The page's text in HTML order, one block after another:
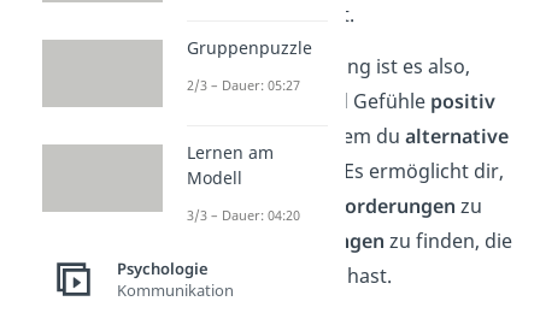
Sichtweise verändert.
Zielvon Reframing ist es also,
deine Gedanken und Gefühle positiv
, indem du alternative
Blickwinkel
findest. Es ermöglicht dir,
flexibler aufHerausforderungen zu
Lösungen zu finden, die
du zuvor übersehen hast.
Gruppenpuzzle
2/3 – Dauer: 05:27
Lernen am
Modell
3/3 – Dauer: 04:20
Psychologie
Kommunikation